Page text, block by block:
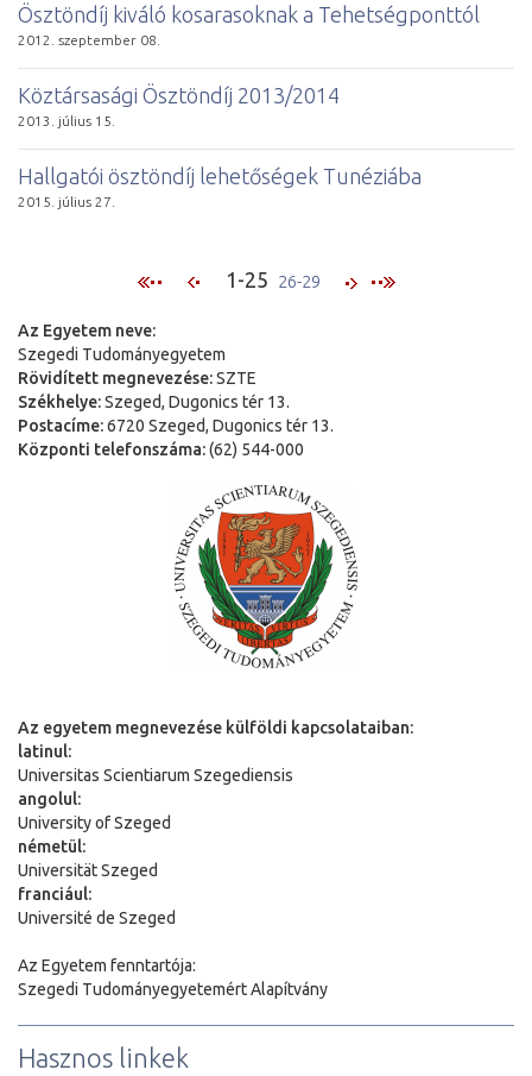
Ösztöndíj kiváló kosarasoknak a Tehetségponttól
2012. szeptember 08.
Köztársasági Ösztöndíj 2013/2014
2013. július 15.
Hallgatói ösztöndíj lehetőségek Tunéziába
2015. július 27.
1-25 26-29
Az Egyetem neve:
Szegedi Tudományegyetem
Rövidített megnevezése:SZTE
Székhelye:Szeged, Dugonics tér 13.
Postacíme:6720 Szeged, Dugonics tér 13.
Központi telefonszáma:(62) 544-000
Az egyetem megnevezése külföldi kapcsolataiban:
latinul:
Universitas Scientiarum Szegediensis
angolul:
University of Szeged
németül:
Universität Szeged
franciául:
Université de Szeged
Az Egyetem fenntartója:
Szegedi Tudományegyetemért Alapítvány
Hasznos linkek